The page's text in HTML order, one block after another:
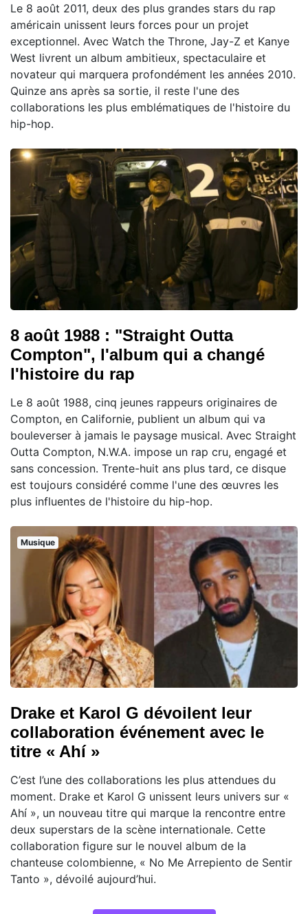
Le 8 août 2011, deux des plus grandes stars du rap
américain unissent leurs forces pour un projet
exceptionnel. Avec Watch the Throne, Jay-Z et Kanye
West livrent un album ambitieux, spectaculaire et
novateur qui marquera profondément les années 2010.
Quinze ans après sa sortie, il reste l'une des
collaborations les plus emblématiques de l'histoire du
hip-hop.
8 août 1988 : "Straight Outta
Compton", l'album qui a changé
l'histoire du rap
Le 8 août 1988, cinq jeunes rappeurs originaires de
Compton, en Californie, publient un album qui va
bouleverser à jamais le paysage musical. Avec Straight
Outta Compton, N.W.A. impose un rap cru, engagé et
sans concession. Trente-huit ans plus tard, ce disque
est toujours considéré comme l'une des œuvres les
plus influentes de l'histoire du hip-hop.
Musique
Drake et Karol G dévoilent leur
collaboration événement avec le
titre « Ahí »
C’est l’une des collaborations les plus attendues du
moment. Drake et Karol G unissent leurs univers sur «
Ahí », un nouveau titre qui marque la rencontre entre
deux superstars de la scène internationale. Cette
collaboration figure sur le nouvel album de la
chanteuse colombienne, « No Me Arrepiento de Sentir
Tanto », dévoilé aujourd’hui.